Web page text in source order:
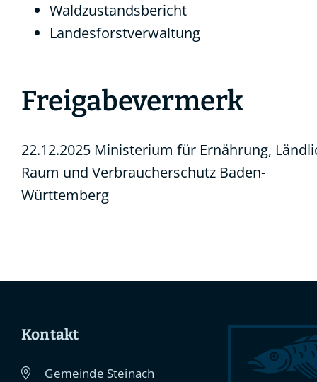
Waldzustandsbericht
Landesforstverwaltung
Freigabevermerk
22.12.2025 Ministerium für Ernährung,
Raum und Verbraucherschutz Baden-
Württemberg
Kontakt
Gemeinde Steinach